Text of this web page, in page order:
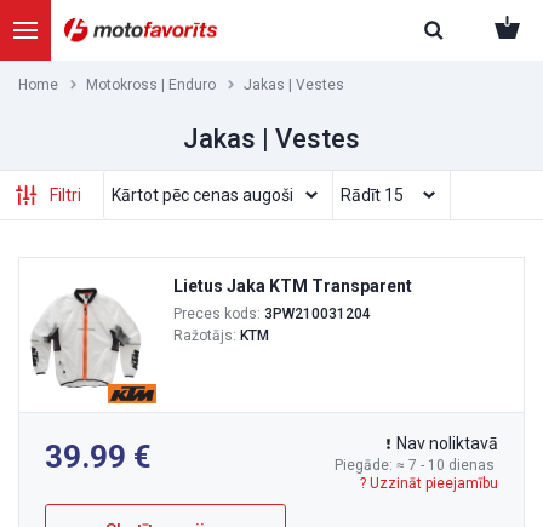
Home Motokross | Enduro Jakas | Vestes
Jakas | Vestes
Filtri
Lietus Jaka KTM Transparent
Preces kods: 3PW210031204
Ražotājs: KTM
39.99 Piegāde: ≈ 7 - 10 dienas
Nav noliktavā
? Uzzināt pieejamību